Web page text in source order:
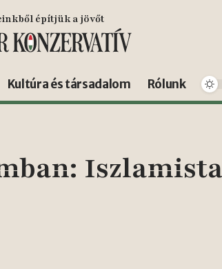
építjük a jövőt
Kultúra és társadalom Rólunk